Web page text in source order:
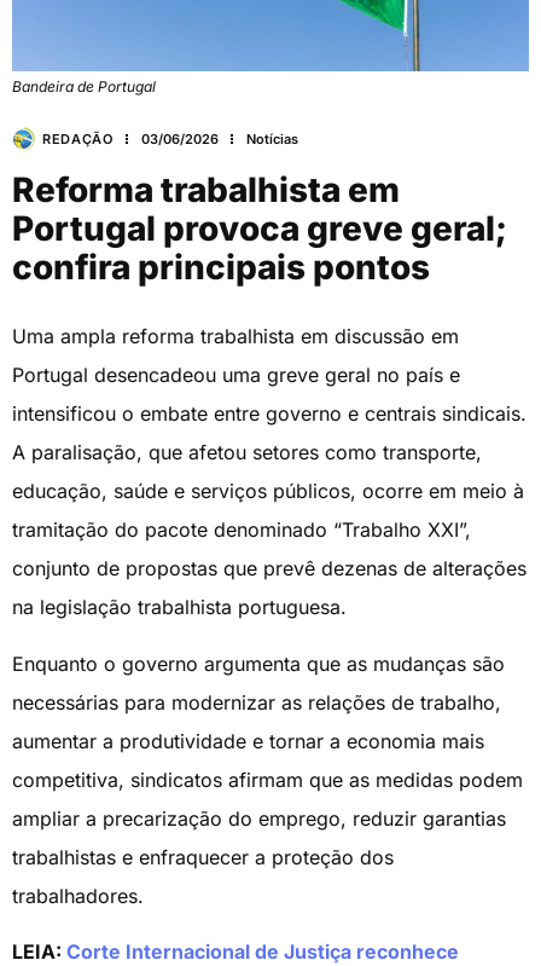
Bandeira de Portugal
REDAÇÃO 03/06/2026 Notícias
Reforma trabalhista em
Portugal provoca greve geral;
confira principais pontos
Uma ampla reforma trabalhista em discussão em
Portugal desencadeou uma greve geral no país e
intensificou o embate entre governo e centrais sindicais.
A paralisação, que afetou setores como transporte,
educação, saúde e serviços públicos, ocorre em meio à
tramitação do pacote denominado “Trabalho XXI”,
conjunto de propostas que prevê dezenas de alterações
na legislação trabalhista portuguesa.
Enquanto o governo argumenta que as mudanças são
necessárias para modernizar as relações de trabalho,
aumentar a produtividade e tornar a economia mais
competitiva, sindicatos afirmam que as medidas podem
ampliar a precarização do emprego, reduzir garantias
trabalhistas e enfraquecer a proteção dos
trabalhadores.
LEIA: Corte Internacional de Justiça reconhece